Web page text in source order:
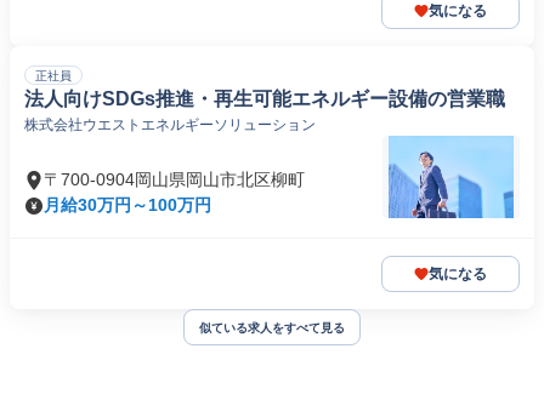
気になる
正社員
法人向けSDGs推進・再生可能エネルギー設備の営業職
株式会社ウエストエネルギーソリューション
〒700-0904岡山県岡山市北区柳町
月給30万円～100万円
気になる
似ている求人をすべて見る